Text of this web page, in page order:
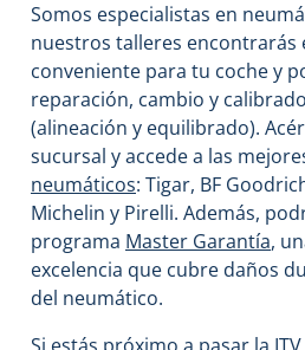
Somos especialistas en
nuestros talleres encontrarás
conveniente para tu coche y
reparación, cambio y
(alineación y equilibrado).
sucursal y accede a las
neumáticos: Tigar, BF
Michelin y Pirelli. Además,
programa Master Garantía,
excelencia que cubre daños
del neumático.